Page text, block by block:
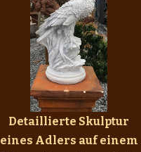
Detaillierte Skulptur
eines Adlers auf einem